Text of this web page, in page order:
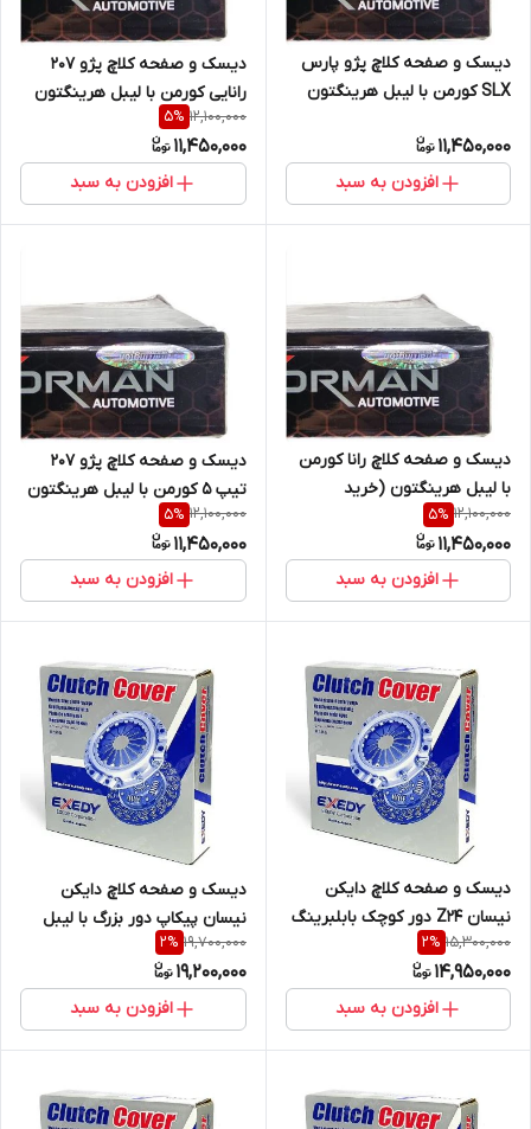
دیسک و صفحه کلاچ پژو پارس
SLX کورمن با لیبل هرینگتون
11,450,000
افزودن به سبد
دیسک و صفحه کلاچ پژو 207
رانایی کورمن با لیبل هرینگتون
(خرید مستقیم از واردکننده)
12,100,000
5%
11,450,000
افزودن به سبد
دیسک و صفحه کلاچ رانا کورمن
با لیبل هرینگتون (خرید
مستقیم از واردکننده)
12,100,000
5%
11,450,000
افزودن به سبد
دیسک و صفحه کلاچ پژو 207
تیپ 5 کورمن با لیبل هرینگتون
(خرید مستقیم از واردکننده)
12,100,000
5%
11,450,000
افزودن به سبد
دیسک و صفحه کلاچ دایکن
نیسان Z24 دور کوچک بابلبرینگ
و لیبل اصالت کالا (خرید مستقیم
از واردکننده)
15,300,000
2%
14,950,000
افزودن به سبد
دیسک و صفحه کلاچ دایکن
نیسان پیکاپ دور بزرگ با لیبل
اصالت کالا (خرید مستقیم از
واردکننده)
19,700,000
2%
19,200,000
افزودن به سبد